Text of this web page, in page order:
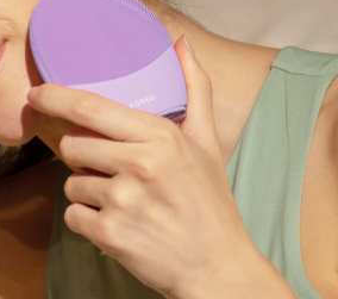
Användarprofil
Mina enheter
Mina beställningar
Mina adresser
Mina prenumerationer
Tech Elixir
Set
Español
Português
Svenska
Русский
体中文 繁體中文